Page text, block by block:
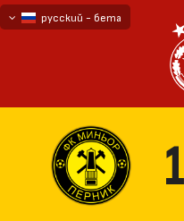
русский - бета
1